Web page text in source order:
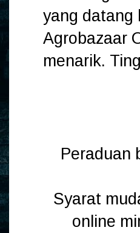
yang datang
Agrobazaar
menarik.
Peraduan
Syarat
online